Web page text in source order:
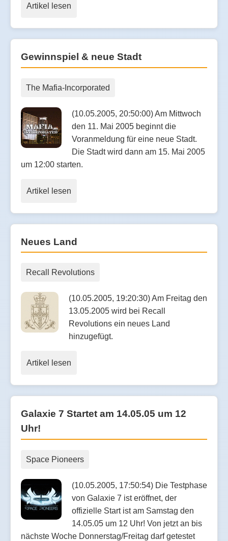
Artikel lesen
Gewinnspiel & neue Stadt
The Mafia-Incorporated
(10.05.2005, 20:50:00) Am Mittwoch
den 11. Mai 2005 beginnt die
Voranmeldung für eine neue Stadt.
Die Stadt wird dann am 15. Mai 2005
um 12:00 starten.
Artikel lesen
Neues Land
Recall Revolutions
(10.05.2005, 19:20:30) Am Freitag den
13.05.2005 wird bei Recall
Revolutions ein neues Land
hinzugefügt.
Artikel lesen
Galaxie 7 Startet am 14.05.05 um 12
Uhr!
Space Pioneers
(10.05.2005, 17:50:54) Die Testphase
von Galaxie 7 ist eröffnet, der
offizielle Start ist am Samstag den
14.05.05 um 12 Uhr! Von jetzt an bis
nächste Woche Donnerstag/Freitag darf getestet